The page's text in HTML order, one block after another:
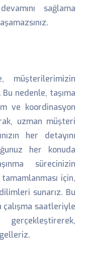
sağlama
müşterilerimizin
nedenle, taşıma
ve koordinasyon
uzman müşteri
her detayını
her konuda
sürecinizin
için,
sunarız. Bu
çalışma saatleriyle